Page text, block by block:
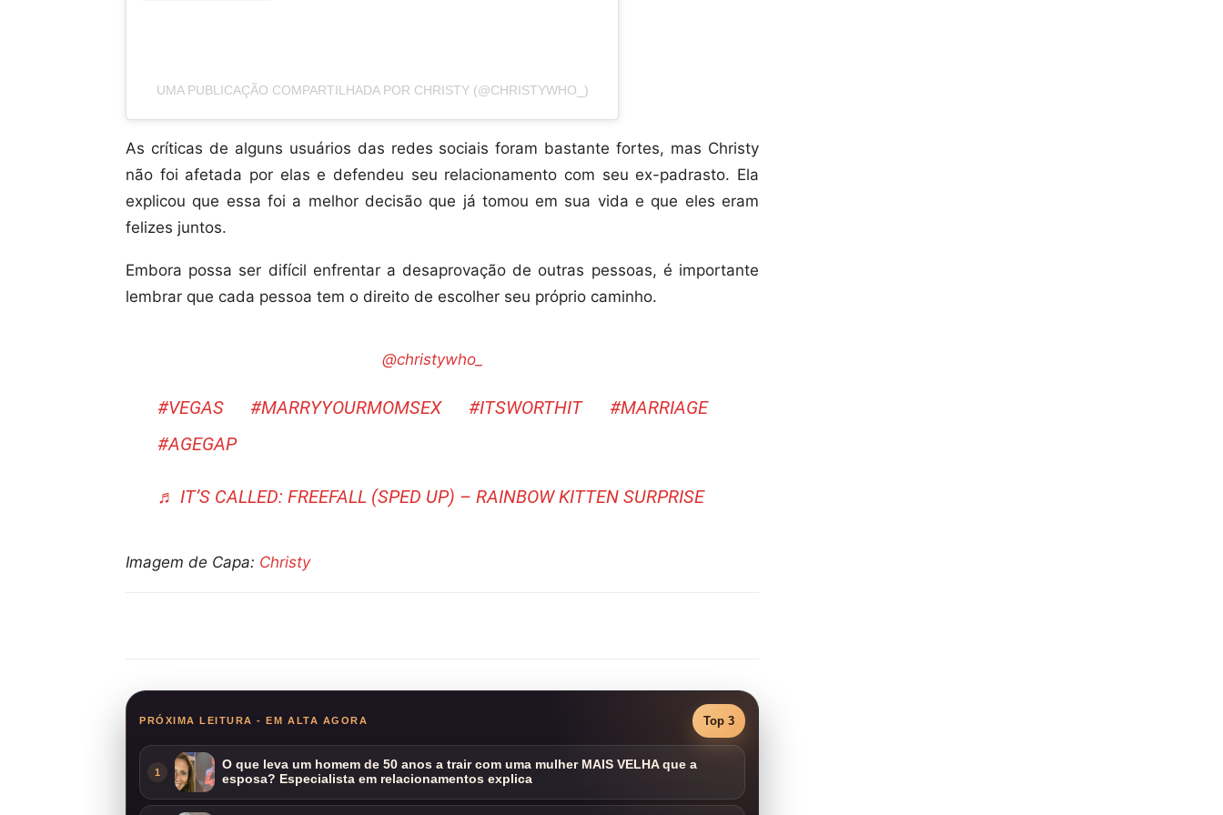
UMA PUBLICAÇÃO COMPARTILHADA POR CHRISTY (@CHRISTYWHO_)
As críticas de alguns usuários das redes sociais foram bastante fortes, mas Christy
não foi afetada por elas e defendeu seu relacionamento com seu ex-padrasto. Ela
explicou que essa foi a melhor decisão que já tomou em sua vida e que eles eram
felizes juntos.
Embora possa ser difícil enfrentar a desaprovação de outras pessoas, é importante
lembrar que cada pessoa tem o direito de escolher seu próprio caminho.
@christywho_
#VEGAS #MARRYYOURMOMSEX #ITSWORTHIT
#MARRIAGE
#AGEGAP
♬ IT’S CALLED: FREEFALL (SPED UP) – RAINBOW KITTEN SURPRISE
Imagem de Capa: Christy
PRÓXIMA LEITURA - EM ALTA AGORA Top 3
1
O que leva um homem de 50 anos a trair com uma mulher MAIS VELHA que a
esposa? Especialista em relacionamentos explica